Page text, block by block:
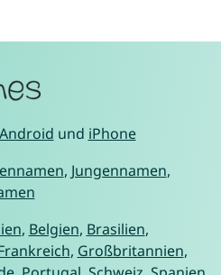
Android und iPhone
, Jungennamen,
, Belgien, Brasilien,
, Großbritannien,